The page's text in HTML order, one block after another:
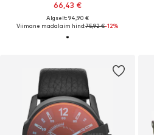
66,43 €
Algselt: 94,90 €
Viimane madalaim hind:75,92 €-12%